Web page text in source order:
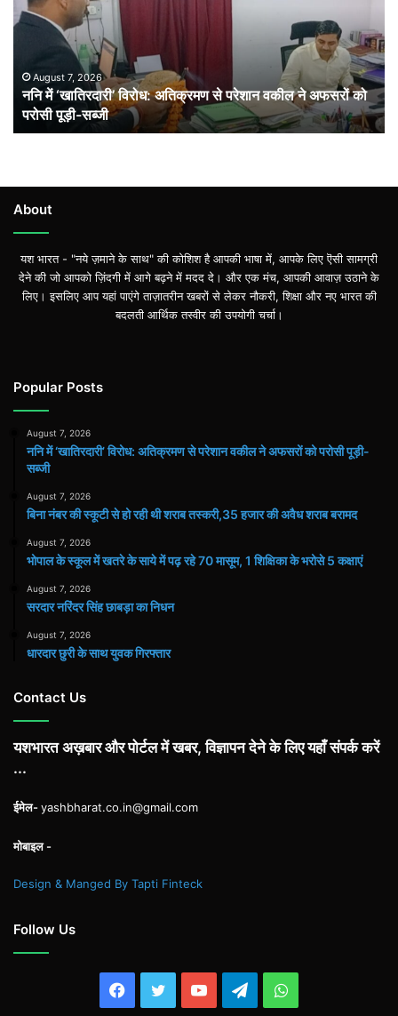
अतिक्रमण
वकील
अफसरों
को
सब्जी
August 7, 2026
ननि में ‘खातिरदारी’ विरोध: अतिक्रमण से परेशान वकील ने अफसरों को
परोसी पूड़ी-सब्जी
About
यश भारत - "नये ज़माने के साथ" की कोशिश है आपकी भाषा में, आपके लिए ऎसी सामग्री
देने की जो आपको ज़िंदगी में आगे बढ़ने में मदद दे। और एक मंच, आपकी आवाज़ उठाने के
लिए। इसलिए आप यहां पाएंगे ताज़ातरीन खबरों से लेकर नौकरी, शिक्षा और नए भारत की
बदलती आर्थिक तस्वीर की उपयोगी चर्चा।
Popular Posts
August 7, 2026
ननि में ‘खातिरदारी’ विरोध: अतिक्रमण से परेशान वकील ने अफसरों को परोसी पूड़ी-
सब्जी
August 7, 2026
बिना नंबर की स्कूटी से हो रही थी शराब तस्करी,35 हजार की अवैध शराब बरामद
August 7, 2026
भोपाल के स्कूल में खतरे के साये में पढ़ रहे 70 मासूम, 1 शिक्षिका के भरोसे 5 कक्षाएं
August 7, 2026
सरदार नरिंदर सिंह छाबड़ा का निधन
August 7, 2026
धारदार छुरी के साथ युवक गिरफ्तार
Contact Us
यशभारत अख़बार और पोर्टल में खबर, विज्ञापन देने के लिए यहाँ संपर्क करें
...
ईमेल-yashbharat.co.in@gmail.com
मोबाइल -
Design & Manged By Tapti Finteck
Follow Us
Facebook
TwitterYouTubeTelegramWhatsApp